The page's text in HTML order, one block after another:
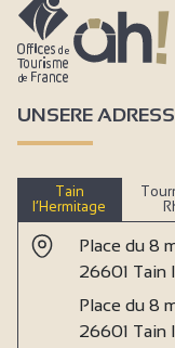
UNSERE
Tain
l’Hermitage
Place du 8
26601 Tain
Place du 8
26601 Tain